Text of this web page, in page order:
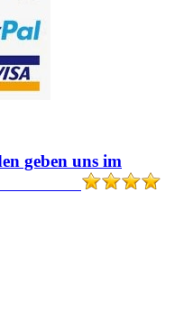
geben uns im
9,0!!!